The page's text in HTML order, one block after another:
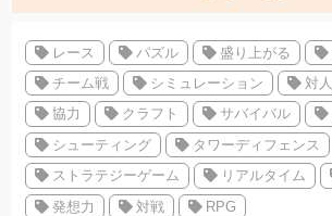
レース パズル 盛り上がる
チーム戦
シミュレーション 対人
協力
クラフト サバイバル
シューティング
タワーディフェンス
ストラテジーゲーム
リアルタイム
発想力
対戦 RPG